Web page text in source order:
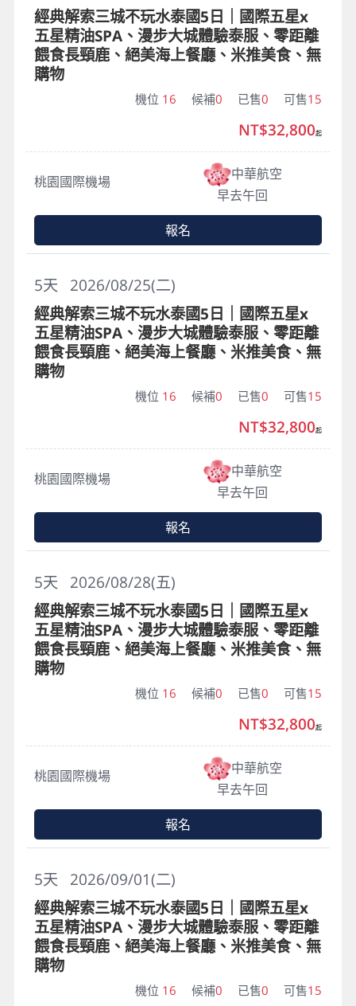
經典解索三城不玩水泰國5日｜國際五星x
五星精油SPA、漫步大城體驗泰服、零距離
餵食長頸鹿、絕美海上餐廳、米推美食、無
購物
機位 16 候補0 已售0 可售15
桃園國際機場
中華航空
早去午回
NT$32,800起
報名
2026/08/25(二)
5天
經典解索三城不玩水泰國5日｜國際五星x
五星精油SPA、漫步大城體驗泰服、零距離
餵食長頸鹿、絕美海上餐廳、米推美食、無
購物
機位 16 候補0 已售0 可售15
桃園國際機場
中華航空
早去午回
NT$32,800起
報名
2026/08/28(五)
5天
經典解索三城不玩水泰國5日｜國際五星x
五星精油SPA、漫步大城體驗泰服、零距離
餵食長頸鹿、絕美海上餐廳、米推美食、無
購物
機位 16 候補0 已售0 可售15
桃園國際機場
中華航空
早去午回
NT$32,800起
報名
2026/09/01(二)
5天
經典解索三城不玩水泰國5日｜國際五星x
五星精油SPA、漫步大城體驗泰服、零距離
餵食長頸鹿、絕美海上餐廳、米推美食、無
購物
機位 16 候補0 已售0 可售15